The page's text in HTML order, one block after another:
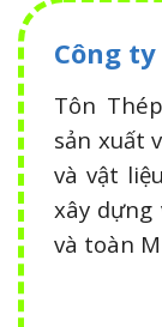
Công
Tôn
sản xuất
và vật
xây dựng
và toàn